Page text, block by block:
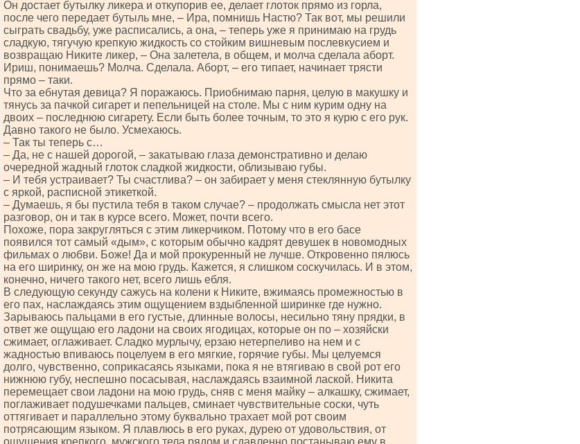
Он достает бутылку ликера и откупорив ее, делает глоток прямо из горла,
после чего передает бутыль мне, – Ира, помнишь Настю? Так вот, мы решили
сыграть свадьбу, уже расписались, а она, – теперь уже я принимаю на грудь
сладкую, тягучую крепкую жидкость со стойким вишневым послевкусием и
возвращаю Никите ликер, – Она залетела, в общем, и молча сделала аборт.
Ириш, понимаешь? Молча. Сделала. Аборт, – его типает, начинает трясти
прямо – таки.
Что за ебнутая девица? Я поражаюсь. Приобнимаю парня, целую в макушку и
тянусь за пачкой сигарет и пепельницей на столе. Мы с ним курим одну на
двоих – последнюю сигарету. Если быть более точным, то это я курю с его рук.
Давно такого не было. Усмехаюсь.
– Так ты теперь с…
– Да, не с нашей дорогой, – закатываю глаза демонстративно и делаю
очередной жадный глоток сладкой жидкости, облизываю губы.
– И тебя устраивает? Ты счастлива? – он забирает у меня стеклянную бутылку
с яркой, расписной этикеткой.
– Думаешь, я бы пустила тебя в таком случае? – продолжать смысла нет этот
разговор, он и так в курсе всего. Может, почти всего.
Похоже, пора закругляться с этим ликерчиком. Потому что в его басе
появился тот самый «дым», с которым обычно кадрят девушек в новомодных
фильмах о любви. Боже! Да и мой прокуренный не лучше. Откровенно пялюсь
на его ширинку, он же на мою грудь. Кажется, я слишком соскучилась. И в этом,
конечно, ничего такого нет, всего лишь ебля.
В следующую секунду сажусь на колени к Никите, вжимаясь промежностью в
его пах, наслаждаясь этим ощущением вздыбленной ширинке где нужно.
Зарываюсь пальцами в его густые, длинные волосы, несильно тяну прядки, в
ответ же ощущаю его ладони на своих ягодицах, которые он по – хозяйски
сжимает, оглаживает. Сладко мурлычу, ерзаю нетерпеливо на нем и с
жадностью впиваюсь поцелуем в его мягкие, горячие губы. Мы целуемся
долго, чувственно, соприкасаясь языками, пока я не втягиваю в свой рот его
нижнюю губу, неспешно посасывая, наслаждаясь взаимной лаской. Никита
перемещает свои ладони на мою грудь, сняв с меня майку – алкашку, сжимает,
поглаживает подушечками пальцев, сминает чувствительные соски, чуть
оттягивает и параллельно этому буквально трахает мой рот своим
потрясающим языком. Я плавлюсь в его руках, дурею от удовольствия, от
ощущения крепкого, мужского тела рядом и сдавленно постанываю ему в